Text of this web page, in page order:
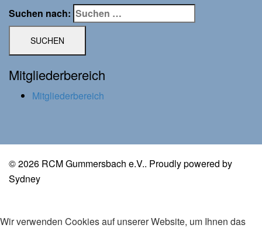
Suchen nach:
Mitgliederbereich
Mitgliederbereich
© 2026 RCM Gummersbach e.V.. Proudly powered by
Sydney
Wir verwenden Cookies auf unserer Website, um Ihnen das